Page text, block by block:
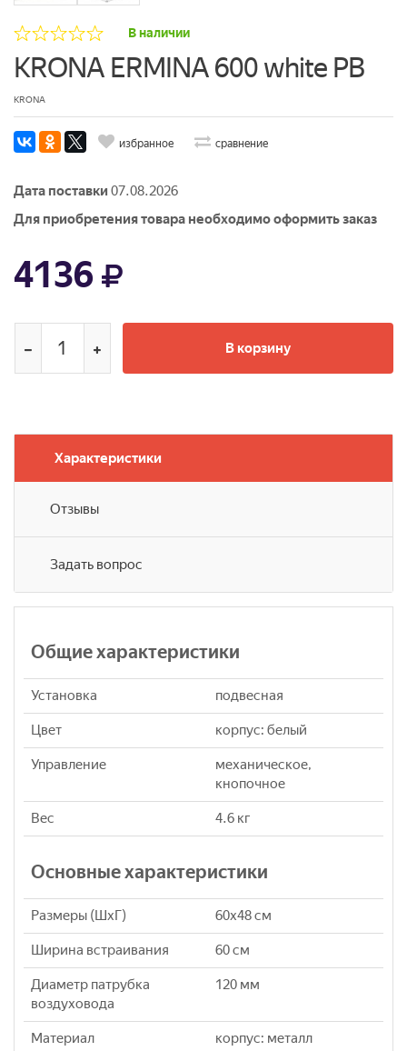
В наличии
KRONA ERMINA 600 white PB
KRONA
избранное сравнение
Дата поставки 07.08.2026
Для приобретения товара необходимо оформить заказ
4136
В корзину
Характеристики
Отзывы
Задать вопрос
Общие характеристики
Установка подвесная
Цвет корпус: белый
Управление
механическое,
кнопочное
Вес 4.6 кг
Основные характеристики
Размеры (ШхГ) 60х48 см
Ширина встраивания 60 см
Диаметр патрубка
воздуховода
120 мм
Материал корпус: металл